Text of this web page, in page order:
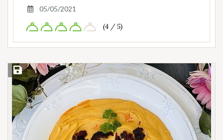
05/05/2021
(4 / 5)
Save Recipe